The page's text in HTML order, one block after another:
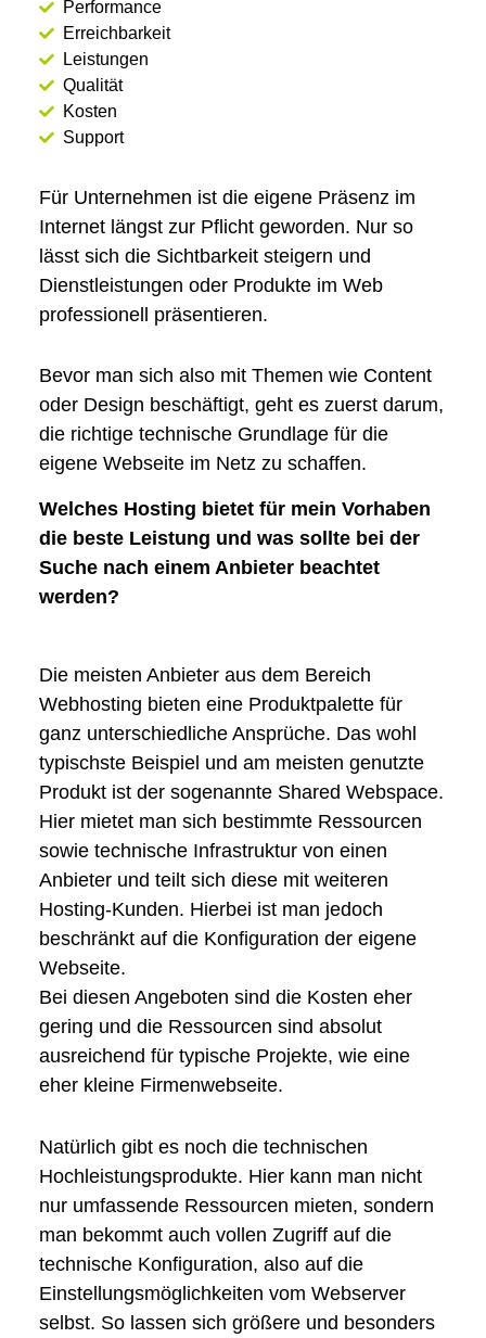
Performance
Erreichbarkeit
Leistungen
Qualität
Kosten
Support
Für Unternehmen ist die eigene Präsenz im
Internet längst zur Pflicht geworden. Nur so
lässt sich die Sichtbarkeit steigern und
Dienstleistungen oder Produkte im Web
professionell präsentieren.
Bevor man sich also mit Themen wie Content
oder Design beschäftigt, geht es zuerst darum,
die richtige technische Grundlage für die
eigene Webseite im Netz zu schaffen.
Welches Hosting bietet für mein Vorhaben
die beste Leistung und was sollte bei der
Suche nach einem Anbieter beachtet
werden?
Die meisten Anbieter aus dem Bereich
Webhosting bieten eine Produktpalette für
ganz unterschiedliche Ansprüche. Das wohl
typischste Beispiel und am meisten genutzte
Produkt ist der sogenannte Shared Webspace.
Hier mietet man sich bestimmte Ressourcen
sowie technische Infrastruktur von einen
Anbieter und teilt sich diese mit weiteren
Hosting-Kunden. Hierbei ist man jedoch
beschränkt auf die Konfiguration der eigene
Webseite.
Bei diesen Angeboten sind die Kosten eher
gering und die Ressourcen sind absolut
ausreichend für typische Projekte, wie eine
eher kleine Firmenwebseite.
Natürlich gibt es noch die technischen
Hochleistungsprodukte. Hier kann man nicht
nur umfassende Ressourcen mieten, sondern
man bekommt auch vollen Zugriff auf die
technische Konfiguration, also auf die
Einstellungsmöglichkeiten vom Webserver
selbst. So lassen sich größere und besonders